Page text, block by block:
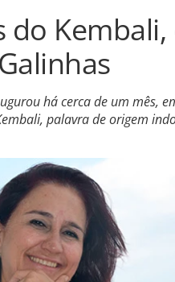
do
há cerca de um mês,
palavra de origem